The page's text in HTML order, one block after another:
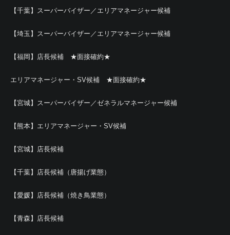
【千葉】スーパーバイザー／エリアマネージャー候補
【埼玉】スーパーバイザー／エリアマネージャー候補
【福岡】店長候補 ★面接確約★
エリアマネージャー・SV候補 ★面接確約★
【宮城】スーパーバイザー／ゼネラルマネージャー候補
【熊本】エリアマネージャー・SV候補
【宮城】店長候補
【千葉】店長候補（唐揚げ業態）
【愛媛】店長候補（焼き鳥業態）
【青森】店長候補